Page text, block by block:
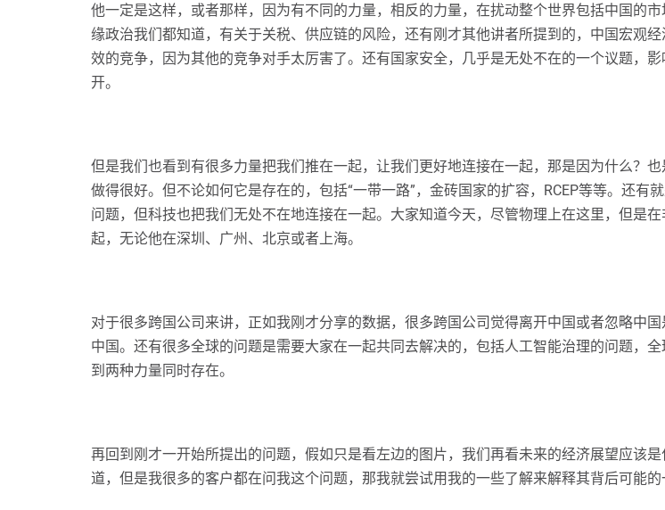
他一定是这样，或者那样，因为有不同的力量，相反的力量，在扰动整个世界包括中国的
缘政治我们都知道，有关于关税、供应链的风险，还有刚才其他讲者所提到的，中国宏观
效的竞争，因为其他的竞争对手太厉害了。还有国家安全，几乎是无处不在的一个议题，
开。
但是我们也看到有很多力量把我们推在一起，让我们更好地连接在一起，那是因为什么？
做得很好。但不论如何它是存在的，包括“一带一路”，金砖国家的扩容，RCEP等等。还
问题，但科技也把我们无处不在地连接在一起。大家知道今天，尽管物理上在这里，但是
起，无论他在深圳、广州、北京或者上海。
对于很多跨国公司来讲，正如我刚才分享的数据，很多跨国公司觉得离开中国或者忽略中
中国。还有很多全球的问题是需要大家在一起共同去解决的，包括人工智能治理的问题，
到两种力量同时存在。
再回到刚才一开始所提出的问题，假如只是看左边的图片，我们再看未来的经济展望应该
道，但是我很多的客户都在问我这个问题，那我就尝试用我的一些了解来解释其背后可能的